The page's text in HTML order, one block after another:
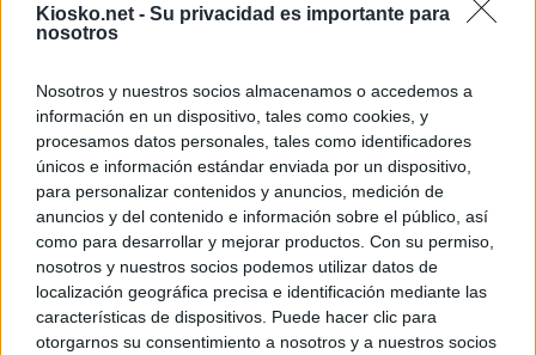
Kiosko.net - Su privacidad es importante para
nosotros
Nosotros y nuestros socios almacenamos o accedemos a
información en un dispositivo, tales como cookies, y
procesamos datos personales, tales como identificadores
únicos e información estándar enviada por un dispositivo,
para personalizar contenidos y anuncios, medición de
anuncios y del contenido e información sobre el público, así
como para desarrollar y mejorar productos. Con su permiso,
nosotros y nuestros socios podemos utilizar datos de
localización geográfica precisa e identificación mediante las
características de dispositivos. Puede hacer clic para
otorgarnos su consentimiento a nosotros y a nuestros socios